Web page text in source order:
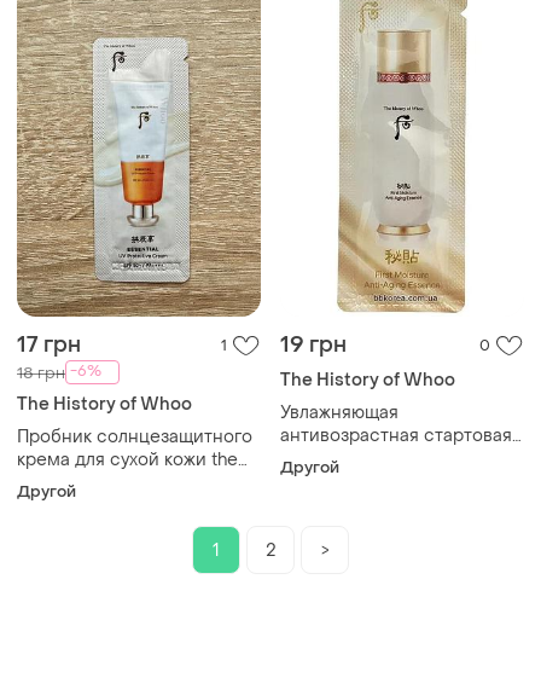
17 грн 1
18 грн -6%
The History of Whoo
Пробник солнцезащитного
крема для сухой кожи the
history of whoo essential uv
protective cream spf50+
Другой
19 грн 0
The History of Whoo
Увлажняющая
антивозрастная стартовая
эссенция для лица
пробник the history of whoo
Другой
1 2 >